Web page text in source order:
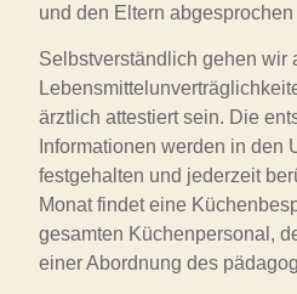
und den Eltern
Selbstverständlich gehen wir
ärztlich attestiert sein. Die
Informationen werden in den
festgehalten und jederzeit
Monat findet eine
gesamten Küchenpersonal,
einer Abordnung des